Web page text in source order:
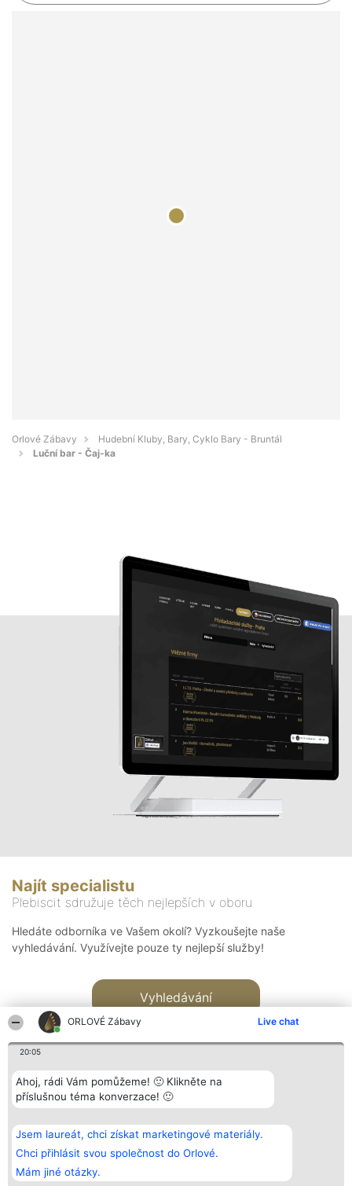
ORLOVÉ Zábavy Live chat
20:05
Ahoj, rádi Vám pomůžeme! 🙂 Klikněte na
příslušnou téma konverzace! 🙂
Jsem laureát, chci získat marketingové materiály.
Chci přihlásit svou společnost do Orlové.
Mám jiné otázky.
Orlové Zábavy
Hudební Kluby, Bary, Cyklo Bary - Bruntál
Luční bar - Čaj-ka
Najít specialistu
Plebiscit sdružuje těch nejlepších v oboru
Hledáte odborníka ve Vašem okolí? Vyzkoušejte naše
vyhledávání. Využívejte pouze ty nejlepší služby!
Vyhledávání
Bright Side Solutions sp. z o.
o. sp. k.
ul. Ruska 22
Wrocław 50-079
KRS 0000749100 | Regon
381313360 | NIP 8943132676
Vítězové
Seznam všech
laureátů
Zásady
Zásady
Kontakt